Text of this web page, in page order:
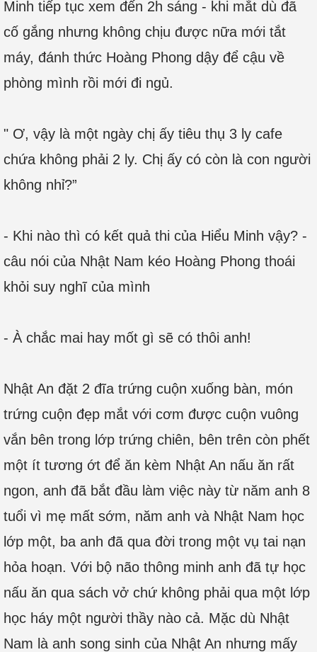
Minh tiếp tục xem đến 2h sáng - khi mắt dù đã
cố gắng nhưng không chịu được nữa mới tắt
máy, đánh thức Hoàng Phong dậy để cậu về
phòng mình rồi mới đi ngủ.
" Ơ, vậy là một ngày chị ấy tiêu thụ 3 ly cafe
chứa không phải 2 ly. Chị ấy có còn là con người
không nhỉ?”
- Khi nào thì có kết quả thi của Hiểu Minh vậy? -
câu nói của Nhật Nam kéo Hoàng Phong thoái
khỏi suy nghĩ của mình
- À chắc mai hay mốt gì sẽ có thôi anh!
Nhật An đặt 2 đĩa trứng cuộn xuống bàn, món
trứng cuộn đẹp mắt với cơm được cuộn vuông
vắn bên trong lớp trứng chiên, bên trên còn phết
một ít tương ớt để ăn kèm Nhật An nấu ăn rất
ngon, anh đã bắt đầu làm việc này từ năm anh 8
tuổi vì mẹ mất sớm, năm anh và Nhật Nam học
lớp một, ba anh đã qua đời trong một vụ tai nạn
hỏa hoạn. Với bộ não thông minh anh đã tự học
nấu ăn qua sách vở chứ không phải qua một lớp
học háy một người thầy nào cả. Mặc dù Nhật
Nam là anh song sinh của Nhật An nhưng mấy